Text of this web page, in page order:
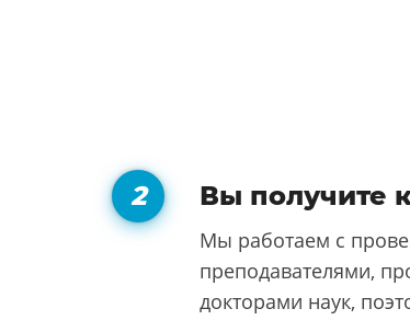
Вы получите
Мы работаем с
преподавателями,
докторами наук,